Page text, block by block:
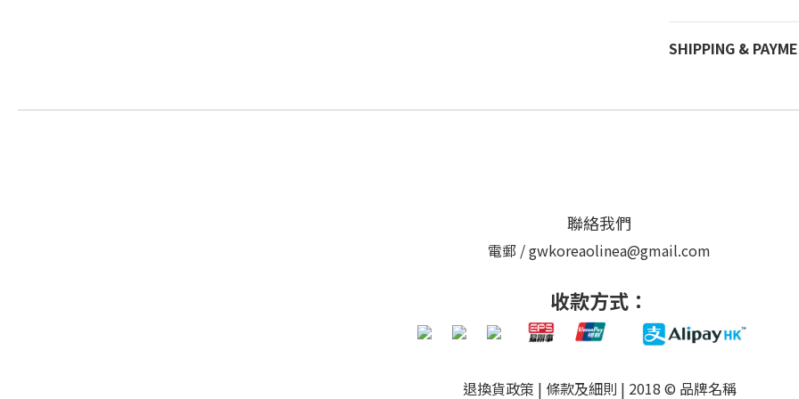
SHIPPING &
聯絡我們
電郵 / gwkoreaolinea@gmail.com
收款方式：
退換貨政策 | 條款及細則 | 2018 © 品牌名稱